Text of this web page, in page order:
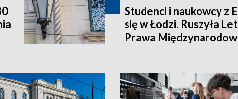
Studenci i naukowcy z
się w Łodzi. Ruszyła
Prawa